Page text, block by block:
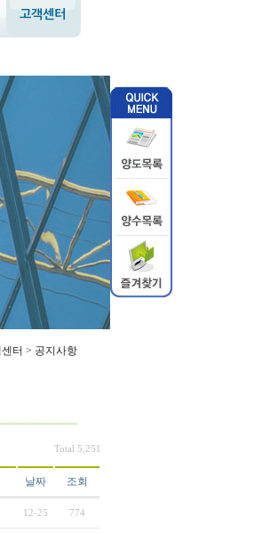
고객센터
터 > 공지사항
Total 5,251
날짜 조회
12-25 774